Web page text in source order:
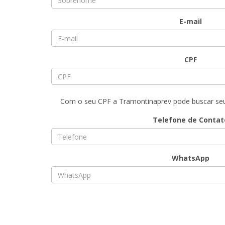
E-mail
CPF
Com o seu CPF a Tramontinaprev pode buscar
Telefone de
WhatsApp